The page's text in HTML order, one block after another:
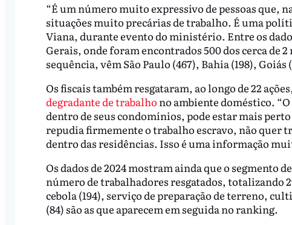
“É um número muito expressivo de pessoas que,
situações muito precárias de trabalho. É uma
Viana, durante evento do ministério. Entre os
Gerais, onde foram encontrados 500 dos cerca de
sequência, vêm São Paulo (467), Bahia (198),
Os fiscais também resgataram, ao longo de 22
degradante de trabalho no ambiente doméstico.
dentro de seus condomínios, pode estar mais
repudia firmemente o trabalho escravo, não quer
dentro das residências. Isso é uma informação
Os dados de 2024 mostram ainda que o segmento
número de trabalhadores resgatados, totalizando
cebola (194), serviço de preparação de terreno,
(84) são as que aparecem em seguida no ranking.